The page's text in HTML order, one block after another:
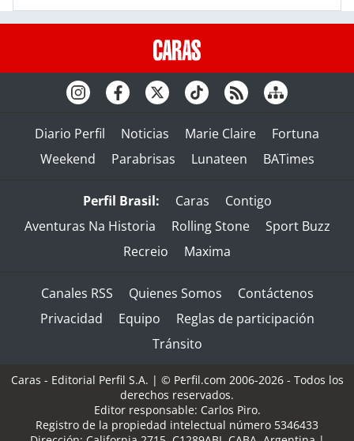
Diario Perfil Noticias Marie Claire
Fortuna
Weekend
Parabrisas Lunateen BATimes
Perfil Brasil: Caras
Contigo
Aventuras Na Historia
Rolling Stone
Sport Buzz
Recreio
Maxima
Canales RSS Quienes Somos
Contáctenos
Privacidad
Equipo
Reglas de participación
Tránsito
Caras - Editorial Perfil S.A. | © Perfil.com 2006-2026 - Todos los
derechos reservados.
Editor responsable: Carlos Piro.
Registro de la propiedad intelectual número 5346433